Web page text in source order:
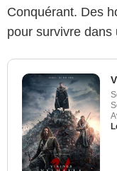
Conquérant. Des
pour survivre dans